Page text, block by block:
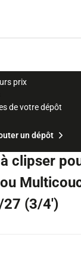
prix
de votre dépôt
un dépôt
clipser
(3/4')